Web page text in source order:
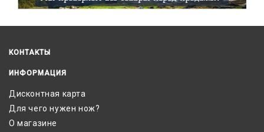
КОНТАКТЫ
ИНФОРМАЦИЯ
Дисконтная карта
Для чего нужен нож?
О магазине